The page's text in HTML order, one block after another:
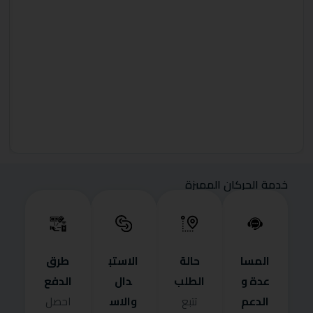
خدمة الحركان المميزة
المسا
عدة و
الدعم
حالة
الطلب
تتبع
الاستب
دال
والاس
طرق
الدفع
احصل